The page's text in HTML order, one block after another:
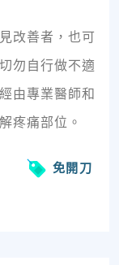
改善者，也可
勿自行做不適
由專業醫師和
疼痛部位。
免開刀